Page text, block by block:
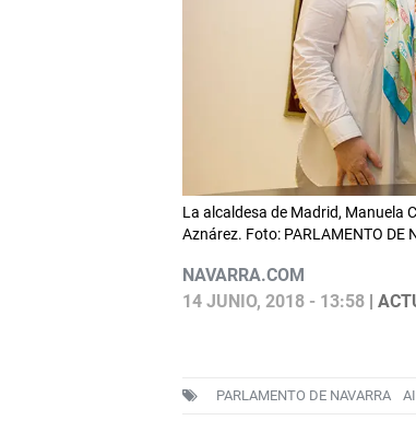
La alcaldesa de Madrid, Manuela
Aznárez. Foto: PARLAMENTO DE
NAVARRA.COM
14 JUNIO, 2018 - 13:58|
PARLAMENTO DE NAVARRA